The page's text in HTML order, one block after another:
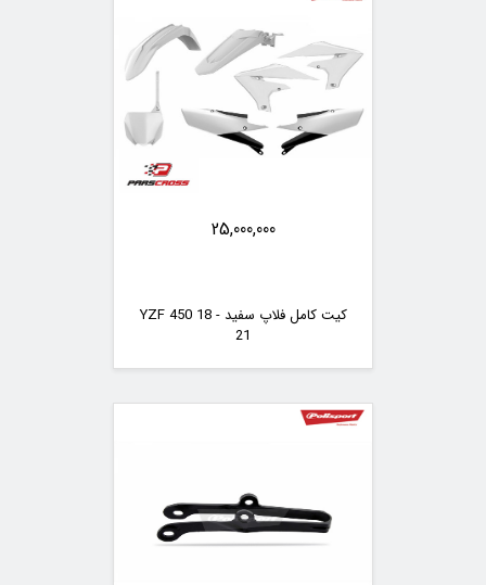
25,000,000
کیت کامل فلاپ سفید YZF 450 18 -
21